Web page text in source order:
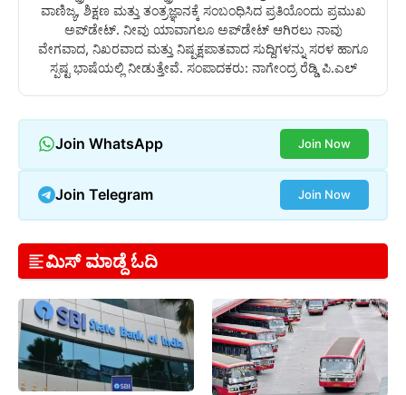
ವಾಣಿಜ್ಯ, ಶಿಕ್ಷಣ ಮತ್ತು ತಂತ್ರಜ್ಞಾನಕ್ಕೆ ಸಂಬಂಧಿಸಿದ ಪ್ರತಿಯೊಂದು ಪ್ರಮುಖ
ಅಪ್‌ಡೇಟ್. ನೀವು ಯಾವಾಗಲೂ ಅಪ್‌ಡೇಟ್ ಆಗಿರಲು ನಾವು
ವೇಗವಾದ, ನಿಖರವಾದ ಮತ್ತು ನಿಷ್ಪಕ್ಷಪಾತವಾದ ಸುದ್ದಿಗಳನ್ನು ಸರಳ ಹಾಗೂ
ಸ್ಪಷ್ಟ ಭಾಷೆಯಲ್ಲಿ ನೀಡುತ್ತೇವೆ. ಸಂಪಾದಕರು: ನಾಗೇಂದ್ರ ರೆಡ್ಡಿ ಪಿ.ಎಲ್
Join WhatsApp Join Now
Join Telegram Join Now
ಮಿಸ್ ಮಾಡ್ದೆ ಓದಿ